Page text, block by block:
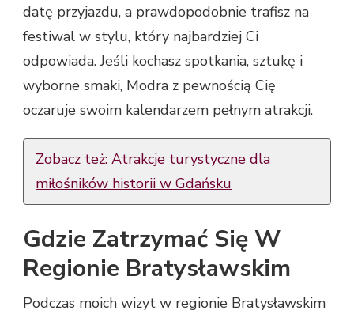
datę przyjazdu, a prawdopodobnie trafisz na
festiwal w stylu, który najbardziej Ci
odpowiada. Jeśli kochasz spotkania, sztukę i
wyborne smaki, Modra z pewnością Cię
oczaruje swoim kalendarzem pełnym atrakcji.
Zobacz też: Atrakcje turystyczne dla
miłośników historii w Gdańsku
Gdzie Zatrzymać Się W
Regionie Bratysławskim
Podczas moich wizyt w regionie Bratysławskim